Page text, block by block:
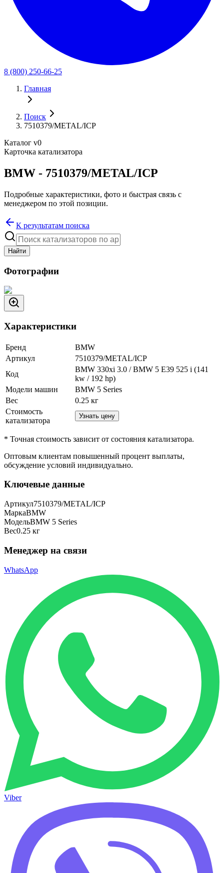
8 (800) 250-66-25
Главная
Поиск
7510379/METAL/ICP
Каталог v0
Карточка катализатора
BMW - 7510379/METAL/ICP
Подробные характеристики, фото и быстрая связь с
менеджером по этой позиции.
К результатам поиска
Найти
Фотографии
Характеристики
Бренд
BMW
Артикул
7510379/METAL/ICP
Код
BMW 330xi 3.0 / BMW 5 E39 525 i (141
kw / 192 hp)
Модели машин
BMW 5 Series
Вес
0.25 кг
Стоимость
катализатора
Узнать цену
* Точная стоимость зависит от состояния катализатора.
Оптовым клиентам повышенный процент выплаты,
обсуждение условий индивидуально.
Ключевые данные
Артикул7510379/METAL/ICP
МаркаBMW
МодельBMW 5 Series
Вес0.25 кг
Менеджер на связи
WhatsApp
Viber